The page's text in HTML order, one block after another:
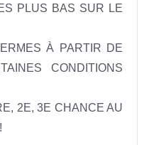
PLUS BAS SUR LE
À PARTIR DE
CONDITIONS
2E, 3E CHANCE AU